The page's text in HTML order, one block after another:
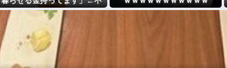
祥事起こしても引退せず仕事
続けたがる理由